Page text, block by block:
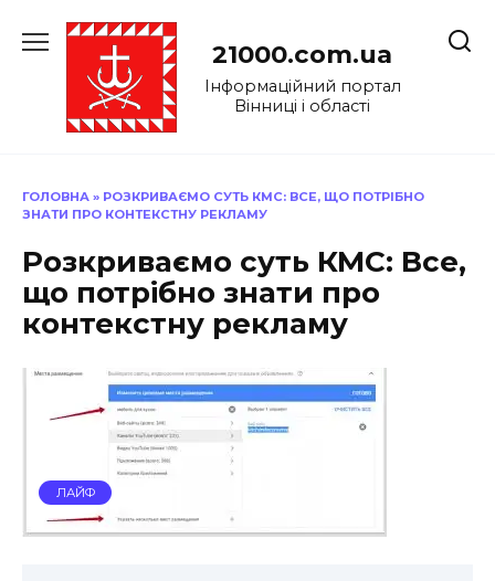
до
21000.com.ua
Інформаційний портал
Вінниці і області
ГОЛОВНА » РОЗКРИВАЄМО СУТЬ КМС: ВСЕ, ЩО ПОТРІБНО
ЗНАТИ ПРО КОНТЕКСТНУ РЕКЛАМУ
Розкриваємо суть КМС: Все,
що потрібно знати про
контекстну рекламу
ЛАЙФ